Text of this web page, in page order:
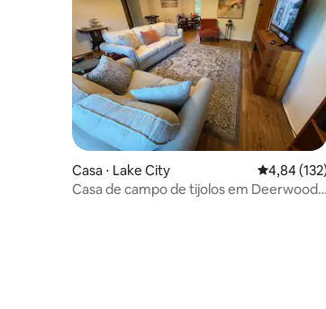
Casa ⋅ Lake City 4,84 de
4,84
Casa de campo de tijolos em Deerwood 3